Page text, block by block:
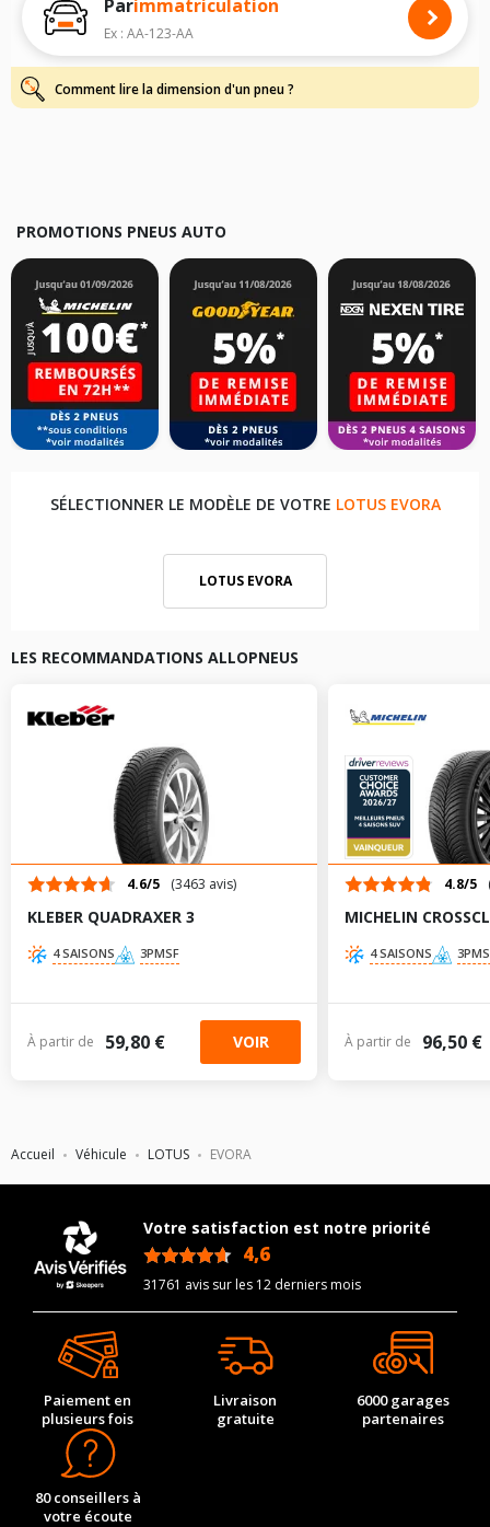
Accueil Véhicule LOTUS EVORA
Pour cela, veuillez sélectionner le modèle de votre véhicule ci-dessous :
Les résultats de votre recherche sont donnés à titre indicatif. Il est
fortement recommandé de vérifier en amont la dimension des pneus
montés sur votre véhicule, sans oublier les indices de charge et de
vitesse, indispensables pour que votre dimension soit complète.
Parimmatriculation
Ex : AA-123-AA
Comment lire la dimension d'un pneu ?
PROMOTIONS PNEUS AUTO
SÉLECTIONNER LE MODÈLE DE VOTRE LOTUS EVORA
LOTUS EVORA
LES RECOMMANDATIONS ALLOPNEUS
4.6/5 (3463 avis)
KLEBER QUADRAXER 3
4 SAISONS 3PMSF
À partir de 59,80 € VOIR
4.8/5
MICHELIN
4 SAISONS
À partir de 96,50 €
Votre satisfaction est notre priorité
4,6
31761 avis sur les 12 derniers mois
Paiement en
plusieurs fois
Livraison
gratuite
6000 garages
partenaires
80 conseillers à
votre écoute